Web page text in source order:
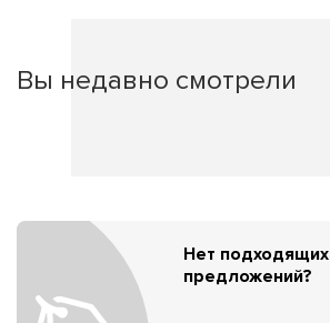
Вы недавно смотрели
Нет подходящих
предложений?